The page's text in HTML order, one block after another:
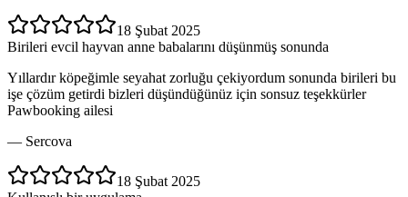
18 Şubat 2025
Birileri evcil hayvan anne babalarını düşünmüş sonunda
Yıllardır köpeğimle seyahat zorluğu çekiyordum sonunda birileri bu
işe çözüm getirdi bizleri düşündüğünüz için sonsuz teşekkürler
Pawbooking ailesi
— Sercova
18 Şubat 2025